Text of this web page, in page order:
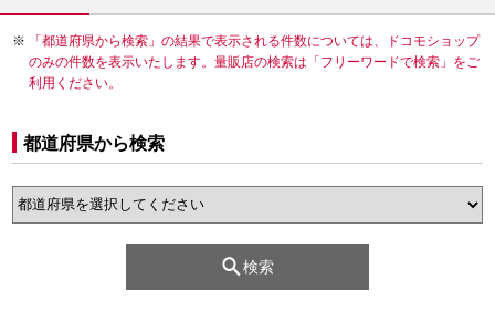
「都道府県から検索」の結果で表示される件数については、ドコモショップ
のみの件数を表示いたします。量販店の検索は「フリーワードで検索」をご
利用ください。
都道府県から検索
検索